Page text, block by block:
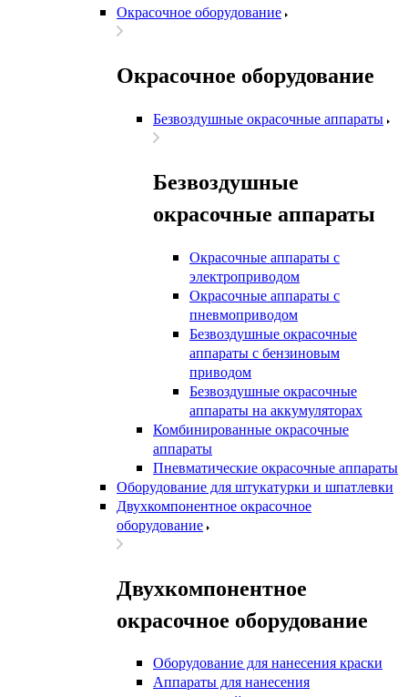
Окрасочное оборудование
Окрасочное оборудование
Безвоздушные окрасочные аппараты
Безвоздушные
окрасочные аппараты
Окрасочные аппараты с
электроприводом
Окрасочные аппараты с
пневмоприводом
Безвоздушные окрасочные
аппараты с бензиновым
приводом
Безвоздушные окрасочные
аппараты на аккумуляторах
Комбинированные окрасочные
аппараты
Пневматические окрасочные аппараты
Оборудование для штукатурки и шпатлевки
Двухкомпонентное окрасочное
оборудование
Двухкомпонентное
окрасочное оборудование
Оборудование для нанесения краски
Аппараты для нанесения